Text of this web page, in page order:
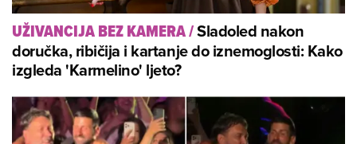
UŽIVANCIJA BEZ KAMERA/Sladoled nakon
doručka, ribičija i kartanje do iznemoglosti: Kako
izgleda 'Karmelino' ljeto?